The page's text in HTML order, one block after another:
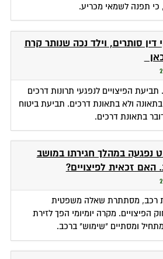
כי תפנה לשמאי מכריע.
דין סותרים, וילד נכה שנותר קרח
הפיצויים לנפגעי תרונות דרכים
ולא בתאונת דרכים. תביעת ביטוח
בתאונת דרכים.
נפגעה במהלך חגירתו במושב
האם זכאית לפיצויים?
רכב, מסתתרת שאלה משפטית
הפיצויים. מקרה יומיומי הפך לזירת
ומסתיים "שימוש" ברכב.